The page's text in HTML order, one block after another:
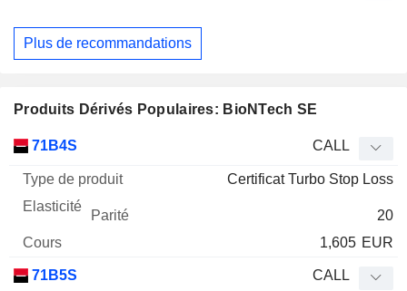
Plus de recommandations
Produits Dérivés Populaires: BioNTech SE
Mnemo Type produit
Parité Cours
71B4S CALL
Certificat Turbo Stop Loss
20
1,605 EUR
71B5S CALL